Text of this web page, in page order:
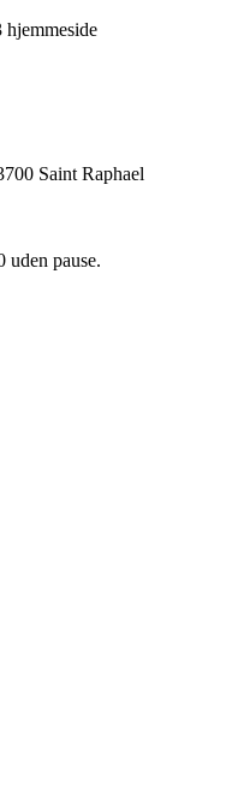
Saint Raphael
pause.